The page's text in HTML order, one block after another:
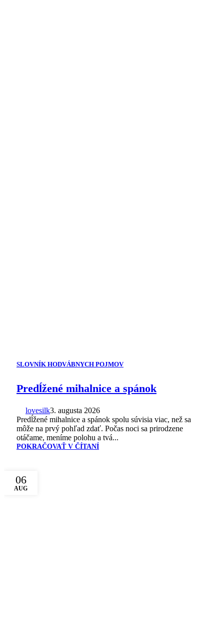
SLOVNÍK HODVÁBNYCH POJMOV
Predĺžené mihalnice a spánok
lovesilk3. augusta 2026
Predĺžené mihalnice a spánok spolu súvisia viac, než sa
môže na prvý pohľad zdať. Počas noci sa prirodzene
otáčame, meníme polohu a tvá...
POKRAČOVAŤ V ČÍTANÍ
06
AUG